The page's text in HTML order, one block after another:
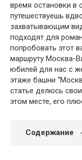
время остановки в
путешествуешь
захватывающим
подходят для
попробовать этот
маршруту Москва-
юбилей для нас с
этаже башни
статье делюсь
этом месте, его
Содержание